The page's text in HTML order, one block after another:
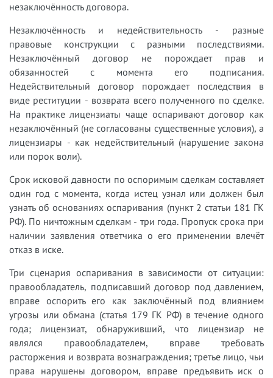
незаключённость договора.
Незаключённость и недействительность - разные
правовые конструкции с разными последствиями.
Незаключённый договор не порождает прав и
обязанностей с момента его подписания.
Недействительный договор порождает последствия в
виде реституции - возврата всего полученного по сделке.
На практике лицензиаты чаще оспаривают договор как
незаключённый (не согласованы существенные условия), а
лицензиары - как недействительный (нарушение закона
или порок воли).
Срок исковой давности по оспоримым сделкам составляет
один год с момента, когда истец узнал или должен был
узнать об основаниях оспаривания (пункт 2 статьи 181 ГК
РФ). По ничтожным сделкам - три года. Пропуск срока при
наличии заявления ответчика о его применении влечёт
отказ в иске.
Три сценария оспаривания в зависимости от ситуации:
правообладатель, подписавший договор под давлением,
вправе оспорить его как заключённый под влиянием
угрозы или обмана (статья 179 ГК РФ) в течение одного
года; лицензиат, обнаруживший, что лицензиар не
являлся правообладателем, вправе требовать
расторжения и возврата вознаграждения; третье лицо, чьи
права нарушены договором, вправе предъявить иск о